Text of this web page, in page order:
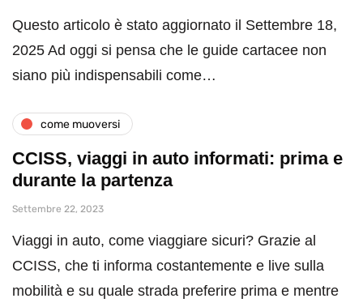
Questo articolo è stato aggiornato il Settembre 18,
2025 Ad oggi si pensa che le guide cartacee non
siano più indispensabili come…
come muoversi
CCISS, viaggi in auto informati: prima e
durante la partenza
Settembre 22, 2023
Viaggi in auto, come viaggiare sicuri? Grazie al
CCISS, che ti informa costantemente e live sulla
mobilità e su quale strada preferire prima e mentre